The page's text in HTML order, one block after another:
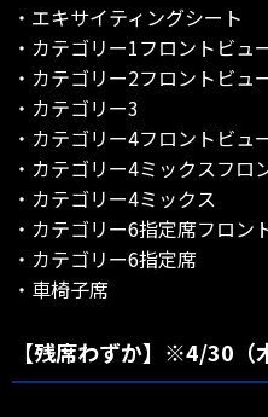
・エキサイティングシート
・カテゴリー1フロントビュ
・カテゴリー2フロントビュ
・カテゴリー3
・カテゴリー4フロントビュ
・カテゴリー4ミックスフロ
・カテゴリー4ミックス
・カテゴリー6指定席フロン
・カテゴリー6指定席
・車椅子席
【残席わずか】※4/30（